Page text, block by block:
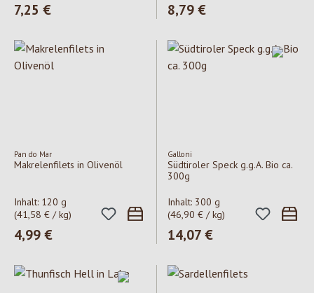
Regulärer Preis:
7,25 € Regulärer Preis:
8,79 €
Pan do Mar
Makrelenfilets in Olivenöl
Inhalt: 120 g
(41,58 € / kg)
Regulärer Preis:
4,99 €
Galloni
Südtiroler Speck g.g.A. Bio ca.
300g
Inhalt: 300 g
(46,90 € / kg)
Regulärer Preis:
14,07 €